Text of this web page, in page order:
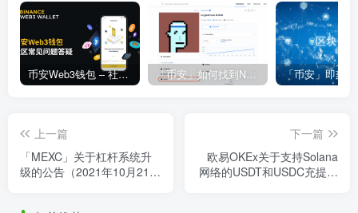
币安Web3钱包 – 社区常见问题答疑 「币安」如何找到NFT合约地址？
上一篇
「MEXC」关于杠杆系统升
级的公告（2021年10月21
下一篇
欧易OKEx关于支持Solana
网络的USDT和USDC充提，